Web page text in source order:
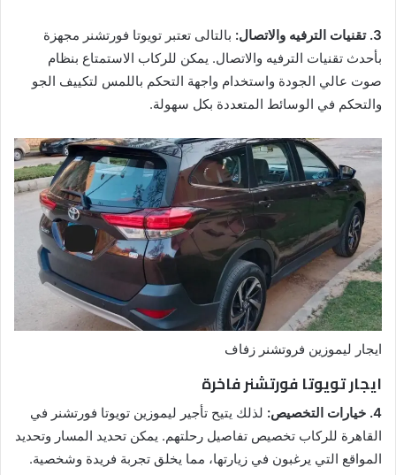
3. تقنيات الترفيه والاتصال:
بالتالى تعتبر تويوتا فورتشنر مجهزة
بأحدث تقنيات الترفيه والاتصال. يمكن للركاب الاستمتاع بنظام
صوت عالي الجودة واستخدام واجهة التحكم باللمس لتكييف الجو
والتحكم في الوسائط المتعددة بكل سهولة.
ايجار ليموزين فروتشنر زفاف
ايجار تويوتا فورتشنر فاخرة
4. خيارات التخصيص:
لذلك يتيح تأجير ليموزين تويوتا فورتشنر في
القاهرة للركاب تخصيص تفاصيل رحلتهم. يمكن تحديد المسار وتحديد
المواقع التي يرغبون في زيارتها، مما يخلق تجربة فريدة وشخصية.